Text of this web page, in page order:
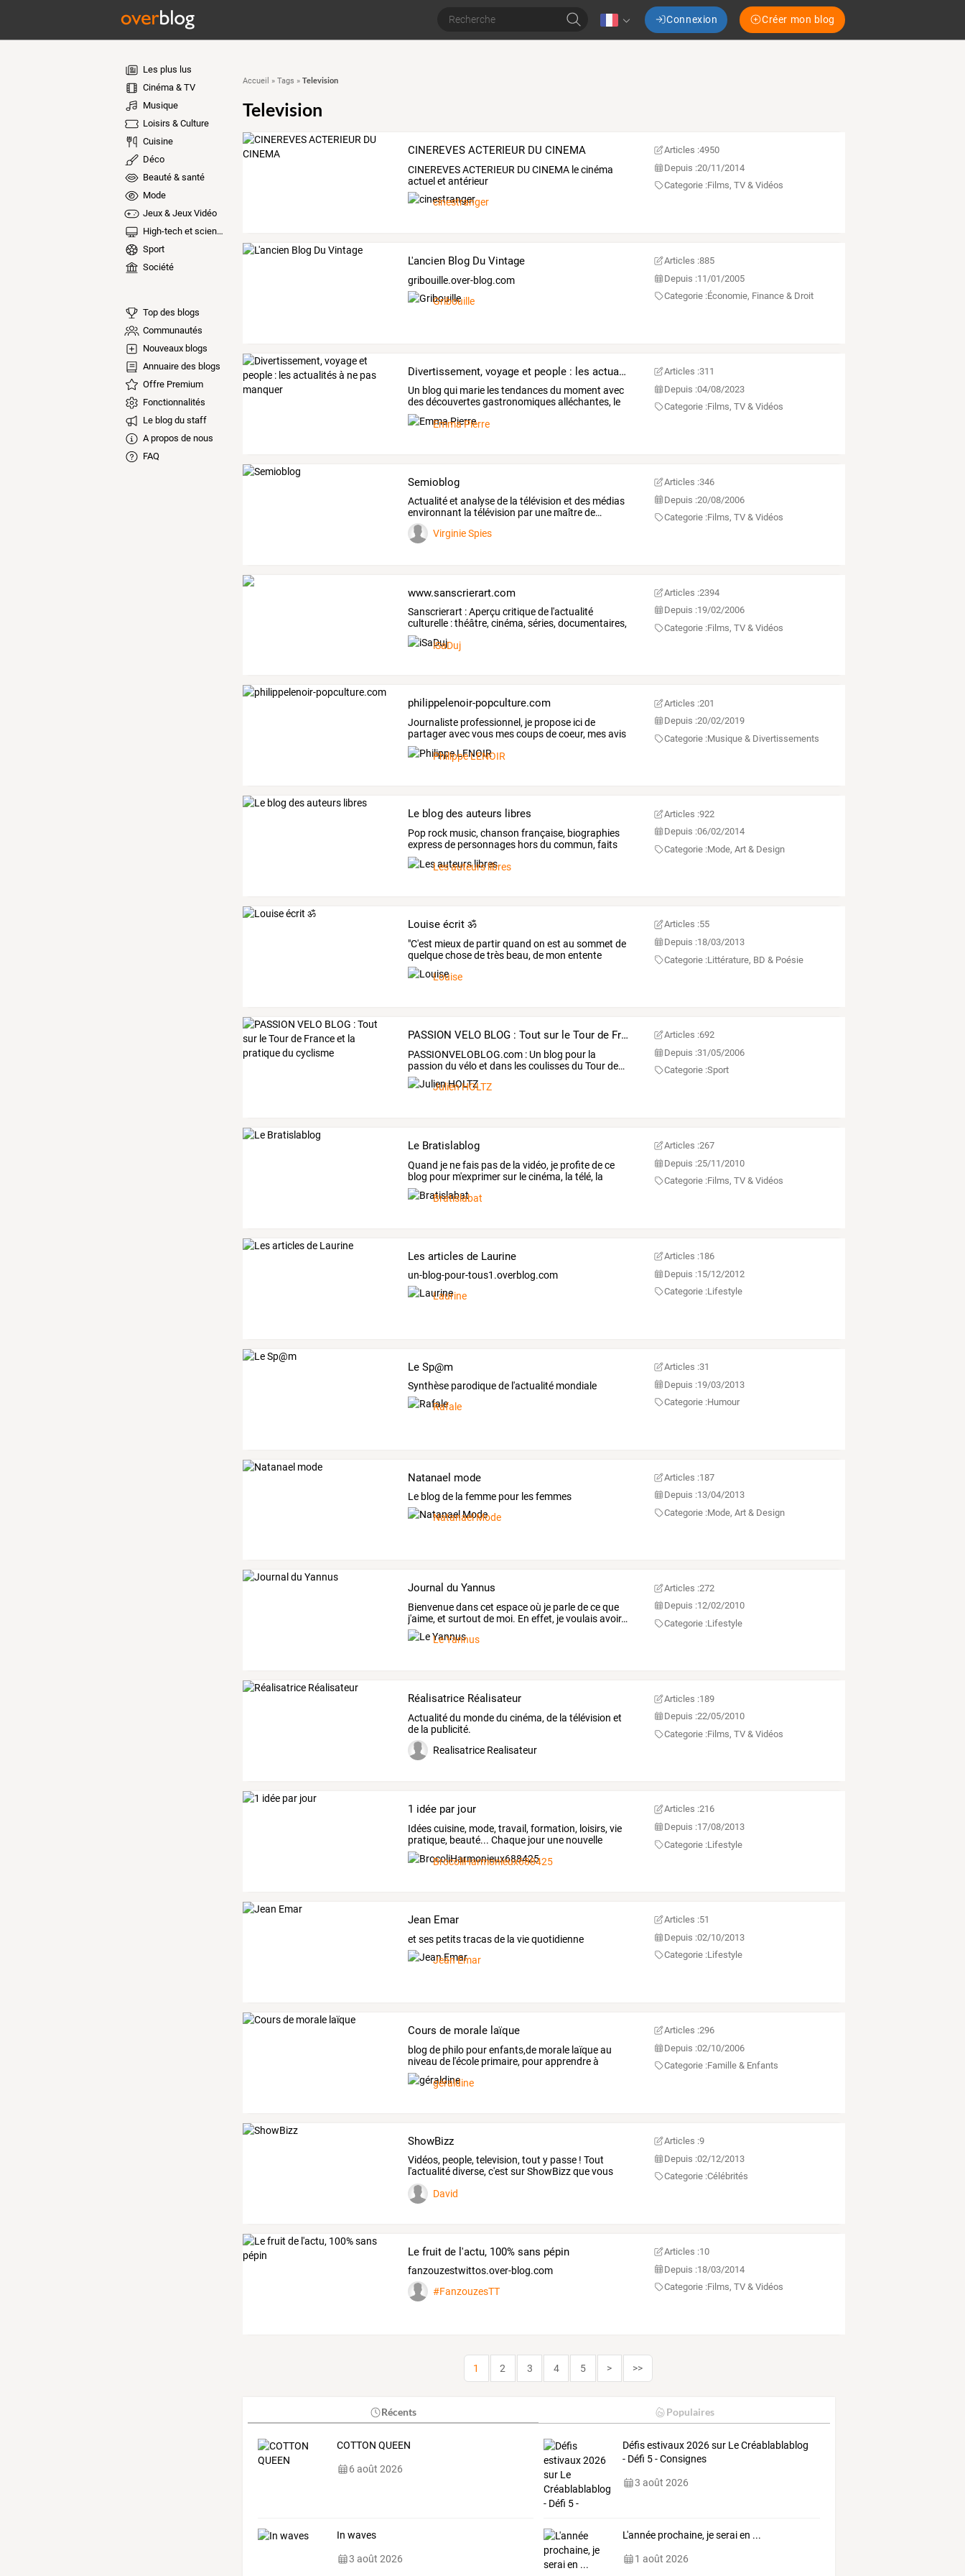
Connexion Créer mon blog
Les plus lus
Cinéma & TV
Musique
Loisirs & Culture
Cuisine
Déco
Beauté & santé
Mode
Jeux & Jeux Vidéo
High-tech et sciences
Sport
Société
Top des blogs
Communautés
Nouveaux blogs
Annuaire des blogs
Offre Premium
Fonctionnalités
Le blog du staff
A propos de nous
FAQ
Accueil » Tags » Television
Television
CINEREVES ACTERIEUR DU CINEMA
CINEREVES ACTERIEUR DU CINEMA le cinéma
actuel et antérieur
cinestranger
Articles :4950
Depuis :20/11/2014
Categorie :Films, TV & Vidéos
L'ancien Blog Du Vintage
gribouille.over-blog.com
Gribouille
Articles :885
Depuis :11/01/2005
Categorie :Économie, Finance & Droit
Divertissement, voyage et people : les actualités à ne pas manquer
Un blog qui marie lestendancesdu moment avec
desdécouvertesgastronomiquesalléchantes, le
tout
Emma Pierre
Articles :311
Depuis :04/08/2023
Categorie :Films, TV & Vidéos
Semioblog
Actualitéet analysede la télévision et des médias
environnant la télévision par une maîtrede…
Virginie Spies
Articles :346
Depuis :20/08/2006
Categorie :Films, TV & Vidéos
www.sanscrierart.com
Sanscrierart :Aperçu critiquede l'actualité
culturelle :théâtre, cinéma, séries, documentaires,
expositions,
iSaDuj
Articles :2394
Depuis :19/02/2006
Categorie :Films, TV & Vidéos
philippelenoir-popculture.com
Journaliste professionnel, je propose icide
partageravecvous mescoupsdecoeur, mesavis
etma
Philippe LENOIR
Articles :201
Depuis :20/02/2019
Categorie :Musique & Divertissements
Le blog des auteurs libres
Pop rock music, chanson française, biographies
expressde personnages horsdu commun, faits
de
Les auteurs libres
Articles :922
Depuis :06/02/2014
Categorie :Mode, Art & Design
Louise écrit ॐ
"C'est mieuxde partirquand on est au sommet de
quelquechosedetrès beau, de mon entente
avec
Louise
Articles :55
Depuis :18/03/2013
Categorie :Littérature, BD & Poésie
PASSION VELO BLOG : Tout sur le Tour de France et la pratique du cyclisme
PASSIONVELOBLOG.com : Un blog pour la
passion du véloet dans lescoulissesdu Tourde…
Julien HOLTZ
Articles :692
Depuis :31/05/2006
Categorie :Sport
Le Bratislablog
Quand je nefais pasde la vidéo, je profitedece
blog pour m'exprimersur lecinéma, la télé, la
publicité
Bratislabat
Articles :267
Depuis :25/11/2010
Categorie :Films, TV & Vidéos
Les articles de Laurine
un-blog-pour-tous1.overblog.com
Laurine
Articles :186
Depuis :15/12/2012
Categorie :Lifestyle
Le Sp@m
Synthèse parodique de l'actualité mondiale
Rafale
Articles :31
Depuis :19/03/2013
Categorie :Humour
Natanael mode
Le blog de la femme pour les femmes
Natanael Mode
Articles :187
Depuis :13/04/2013
Categorie :Mode, Art & Design
Journal du Yannus
Bienvenuedanscet espaceoù je parledeceque
j'aime, et surtout de moi. En effet, jevoulaisavoir…
Le Yannus
Articles :272
Depuis :12/02/2010
Categorie :Lifestyle
Réalisatrice Réalisateur
Actualité du monde du cinéma, de la télévision et
de la publicité.
Realisatrice Realisateur
Articles :189
Depuis :22/05/2010
Categorie :Films, TV & Vidéos
1 idée par jour
Idéescuisine, mode, travail, formation, loisirs, vie
pratique, beauté... Chaque jour une nouvelle
idée
BrocoliHarmonieux688425
Articles :216
Depuis :17/08/2013
Categorie :Lifestyle
Jean Emar
et ses petits tracas de la vie quotidienne
Jean Emar
Articles :51
Depuis :02/10/2013
Categorie :Lifestyle
Cours de morale laïque
blog de philo pourenfants,de morale laïqueau
niveau de l'école primaire, pourapprendreà
penser
géraldine
Articles :296
Depuis :02/10/2006
Categorie :Famille & Enfants
ShowBizz
Vidéos, people,television,tout y passe ! Tout
l'actualitédiverse,c'est surShowBizzquevous
la…
David
Articles :9
Depuis :02/12/2013
Categorie :Célébrités
Le fruit de l'actu, 100% sans pépin
fanzouzestwittos.over-blog.com
#FanzouzesTT
Articles :10
Depuis :18/03/2014
Categorie :Films, TV & Vidéos
1 2 3 4 5 > >>
Récents Populaires
COTTON QUEEN
6 août 2026
Défis estivaux 2026 sur Le Créablablablog
- Défi 5 - Consignes
3 août 2026
In waves
3 août 2026
L'année prochaine, je serai en ...
1 août 2026